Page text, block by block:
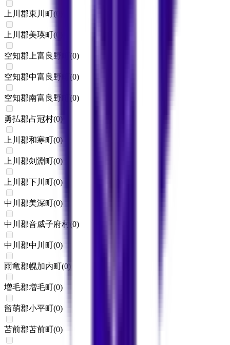
上川郡東川町(0
上川郡美瑛町(0
空知郡上富良野町 (0)
空知郡中富良野町 (0)
空知郡南富良野町 (0)
勇払郡占冠村(0)
上川郡和寒町(0)
上川郡剣淵町(0)
上川郡下川町(0)
中川郡美深町(0)
中川郡音威子府村 (0)
中川郡中川町(0)
雨竜郡幌加内町(0)
増毛郡増毛町(0)
留萌郡小平町(0)
苫前郡苫前町(0)